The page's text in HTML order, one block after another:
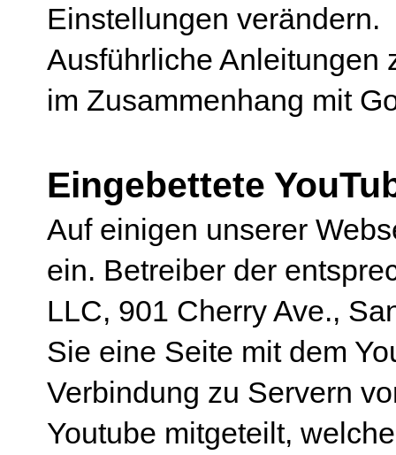
Einstellungen verändern.
Ausführliche Anleitungen
im Zusammenhang mit
Eingebettete
Auf einigen unserer
ein. Betreiber der
LLC, 901 Cherry Ave.,
Sie eine Seite mit dem
Verbindung zu Servern
Youtube mitgeteilt,